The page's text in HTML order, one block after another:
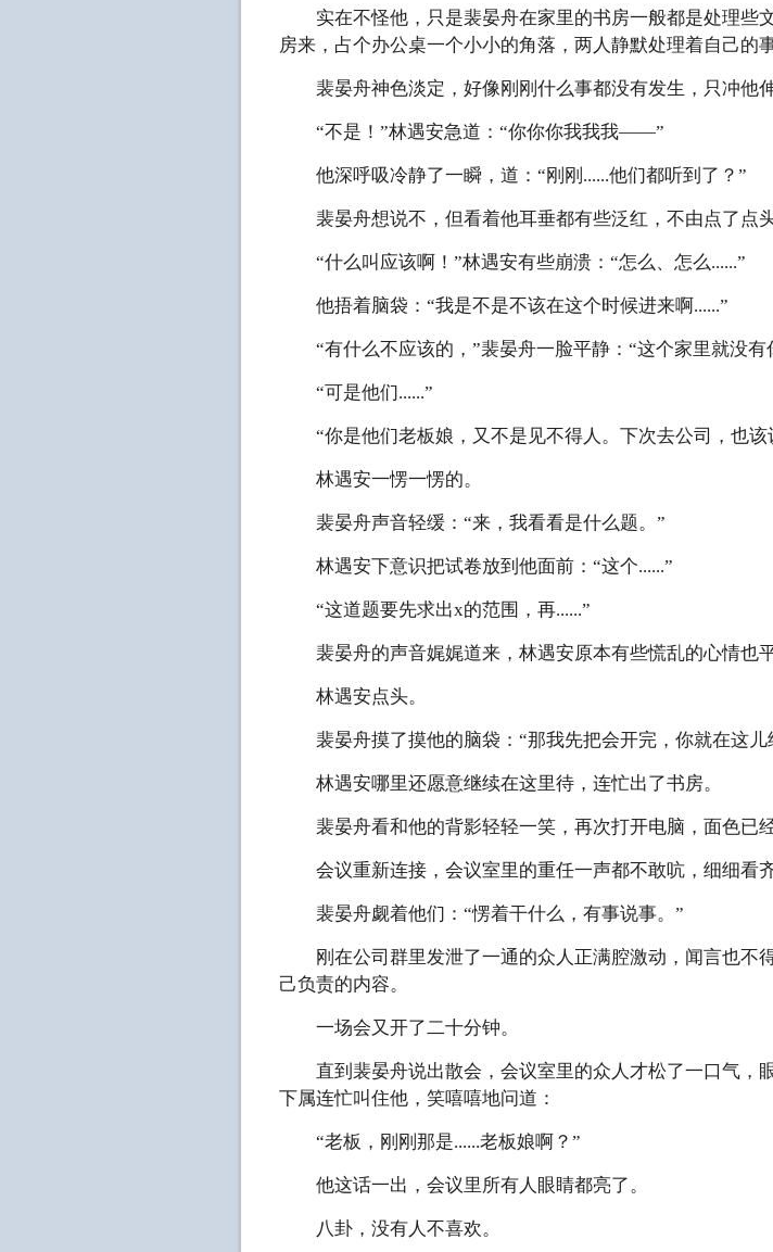
实在不怪他，只是裴晏舟在家里的书房一般都是处理些
房来，占个办公桌一个小小的角落，两人静默处理着自己的
裴晏舟神色淡定，好像刚刚什么事都没有发生，只冲他
“不是！”林遇安急道：“你你你我我我——”
他深呼吸冷静了一瞬，道：“刚刚......他们都听到了？”
裴晏舟想说不，但看着他耳垂都有些泛红，不由点了点
“什么叫应该啊！”林遇安有些崩溃：“怎么、怎么......”
他捂着脑袋：“我是不是不该在这个时候进来啊......”
“有什么不应该的，”裴晏舟一脸平静：“这个家里就没有
“可是他们......”
“你是他们老板娘，又不是见不得人。下次去公司，也该
林遇安一愣一愣的。
裴晏舟声音轻缓：“来，我看看是什么题。”
林遇安下意识把试卷放到他面前：“这个......”
“这道题要先求出x的范围，再......”
裴晏舟的声音娓娓道来，林遇安原本有些慌乱的心情也
林遇安点头。
裴晏舟摸了摸他的脑袋：“那我先把会开完，你就在这儿
林遇安哪里还愿意继续在这里待，连忙出了书房。
裴晏舟看和他的背影轻轻一笑，再次打开电脑，面色已经
会议重新连接，会议室里的重任一声都不敢吭，细细看齐
裴晏舟觑着他们：“愣着干什么，有事说事。”
刚在公司群里发泄了一通的众人正满腔激动，闻言也不
己负责的内容。
一场会又开了二十分钟。
直到裴晏舟说出散会，会议室里的众人才松了一口气，
下属连忙叫住他，笑嘻嘻地问道：
“老板，刚刚那是......老板娘啊？”
他这话一出，会议里所有人眼睛都亮了。
八卦，没有人不喜欢。